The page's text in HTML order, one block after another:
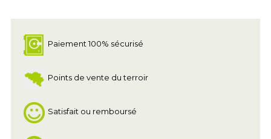
Paiement 100% sécurisé
Points de vente du terroir
Satisfait ou remboursé